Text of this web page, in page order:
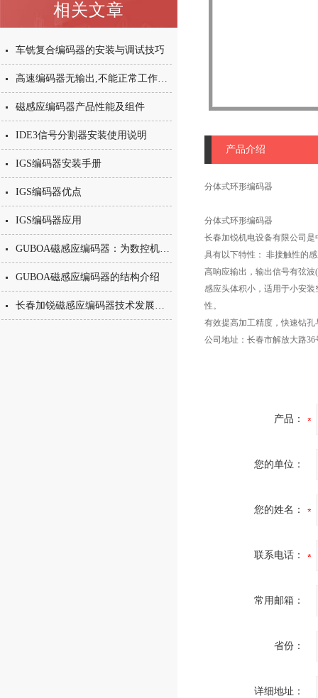
相关文章
车铣复合编码器的安装与调试技巧
高速编码器无输出,不能正常工作是怎么回事?
磁感应编码器产品性能及组件
IDE3信号分割器安装使用说明
IGS编码器安装手册
IGS编码器优点
IGS编码器应用
GUBOA磁感应编码器：为数控机床主轴提供可靠测速定位
GUBOA磁感应编码器的结构介绍
长春加锐磁感应编码器技术发展走向
产品介绍
分体式环形编码器
分体式环形编码器
长春加锐机电设备有限公司
具有以下特性： 非接触性的
高响应输出，输出信号有弦波
感应头体积小，适用于小安
性。
有效提高加工精度，快速钻
公司地址：长春市解放大路36
产品：
您的单位：
您的姓名：
联系电话：
常用邮箱：
省份：
详细地址：